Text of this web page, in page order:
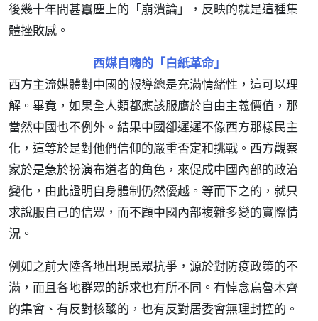
後幾十年間甚囂塵上的「崩潰論」，反映的就是這種集
體挫敗感。
西媒自嗨的「白紙革命」
西方主流媒體對中國的報導總是充滿情緒性，這可以理
解。畢竟，如果全人類都應該服膺於自由主義價值，那
當然中國也不例外。結果中國卻遲遲不像西方那樣民主
化，這等於是對他們信仰的嚴重否定和挑戰。西方觀察
家於是急於扮演布道者的角色，來促成中國內部的政治
變化，由此證明自身體制仍然優越。等而下之的，就只
求說服自己的信眾，而不顧中國內部複雜多變的實際情
況。
例如之前大陸各地出現民眾抗爭，源於對防疫政策的不
滿，而且各地群眾的訴求也有所不同。有悼念烏魯木齊
的集會、有反對核酸的，也有反對居委會無理封控的。